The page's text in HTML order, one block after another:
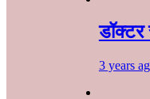
डॉक्टर
3 years